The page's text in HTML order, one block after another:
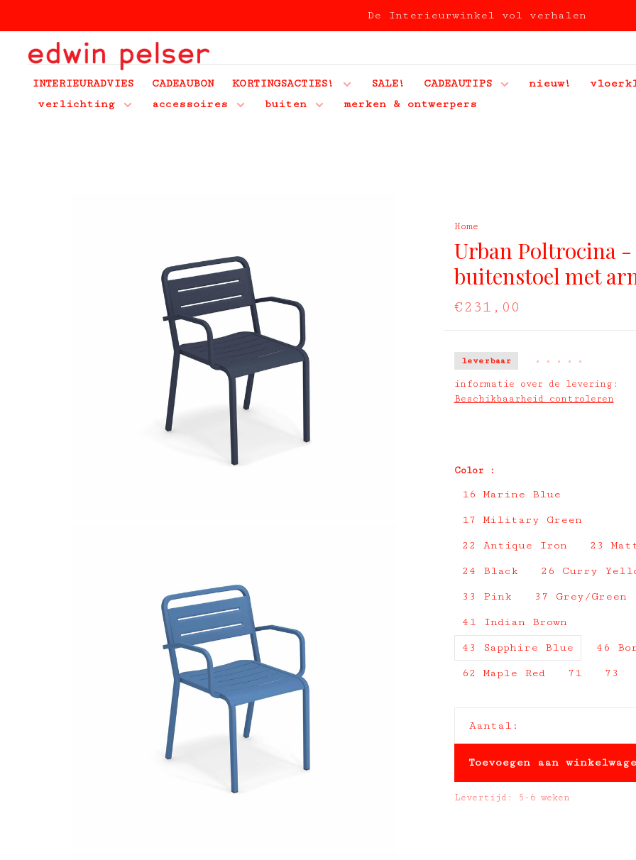
De Interieurwinkel vol verhalen
INTERIEURADVIES CADEAUBON KORTINGSACTIES! SALE! CADEAUTIPS nieuw!
verlichting
accessoires buiten merken & ontwerpers
Home
Urban Poltrocina
buitenstoel met
€231,00
leverbaar • • • • •
informatie over de levering:
Beschikbaarheid controleren
Color :
16 Marine Blue
17 Military Green
22 Antique Iron 23
24 Black 26 Curry
33 Pink 37 Grey/Green
41 Indian Brown
43 Sapphire Blue 46
62 Maple Red 71 73
Aantal:
Toevoegen aan
Levertijd: 5-6 weken